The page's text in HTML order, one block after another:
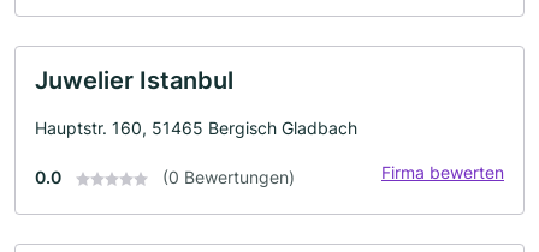
Juwelier Istanbul
Hauptstr. 160, 51465 Bergisch Gladbach
0.0 (0 Bewertungen) Firma bewerten